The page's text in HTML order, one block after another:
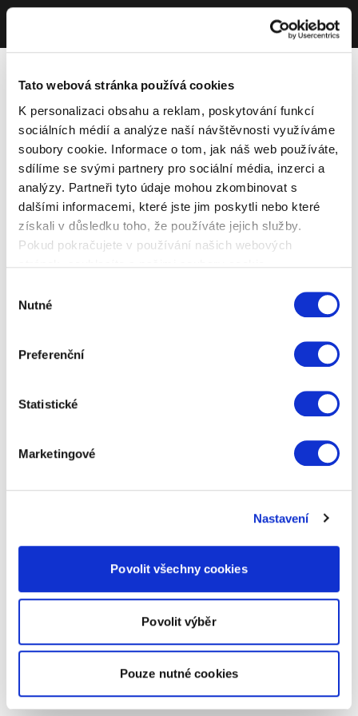
Tato webová stránka používá cookies
K personalizaci obsahu a reklam, poskytování funkcí
sociálních médií a analýze naší návštěvnosti využíváme
soubory cookie. Informace o tom, jak náš web používáte,
sdílíme se svými partnery pro sociální média, inzerci a
analýzy. Partneři tyto údaje mohou zkombinovat s
dalšími informacemi, které jste jim poskytli nebo které
získali v důsledku toho, že používáte jejich služby.
Pokud pokračujete v používání našich webových
souhlasu
Nutné
Preferenční
Statistické
Marketingové
Nastavení
Povolit všechny cookies
Povolit výběr
Pouze nutné cookies